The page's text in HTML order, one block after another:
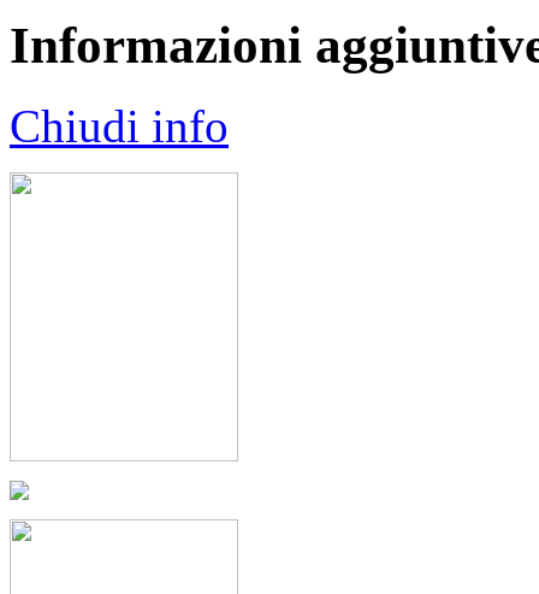
Informazioni
Chiudi info